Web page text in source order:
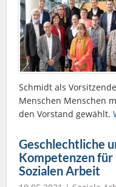
Schmidt als
Menschen Menschen
den Vorstand gewählt.
Geschlechtliche
Kompetenzen
Sozialen Arbeit